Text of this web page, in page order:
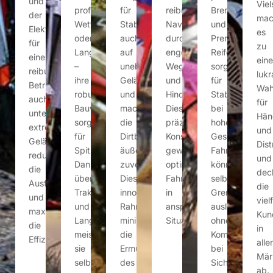
der
Elektrostart
für
einen
reibungslosen
Betrieb
auch
unter
extremen
Geländebedingungen,
reduzieren
die
Ausfallraten
und
maximieren
die
Effizienz.
professionelle
Wettkämpfe
oder
Langstreckenabenteuer
–
ihre
robuste
Bauweise
sorgt
für
Spitzenleistung.
Dank
überlegener
Traktion
und
Langlebigkeit
meistern
sie
selbst
für
Stabilität
auch
auf
unebenem
Gelände
und
machen
die
Dirtbikes
äußerst
zuverlässig.
Dieses
innovative
Rahmendesign
minimiert
die
Ermüdung
des
reibungslose
Navigation
durch
enge
Wege
und
Hindernisse.
Diese
präzise
Konstruktion
gewährleistet
optimale
Fahrerkontrolle
in
anspruchsvollen
Situationen.
Bremssysteme
und
Premium-
Reifen
sorgen
für
Stabilität
bei
hohen
Fahrer
können
selbstbewusst
Grenzen
ausloten,
ohne
Kompromisse
bei
Sicherheit
es
zu
für
und
und
die
in
ab.